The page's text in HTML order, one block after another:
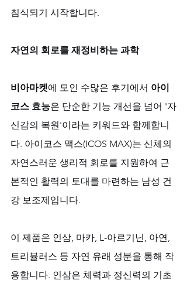
침식되기 시작합니다.
자연의 회로를 재정비하는 과학
비아마켓에 모인 수많은 후기에서 아이
코스 효능은 단순한 기능 개선을 넘어 '자
신감의 복원'이라는 키워드와 함께합니
다. 아이코스 맥스(ICOS MAX)는 신체의
자연스러운 생리적 회로를 지원하여 근
본적인 활력의 토대를 마련하는 남성 건
강 보조제입니다.
이 제품은 인삼, 마카, L-아르기닌, 아연,
트리뷸러스 등 자연 유래 성분을 통해 작
용합니다. 인삼은 체력과 정신력의 기초